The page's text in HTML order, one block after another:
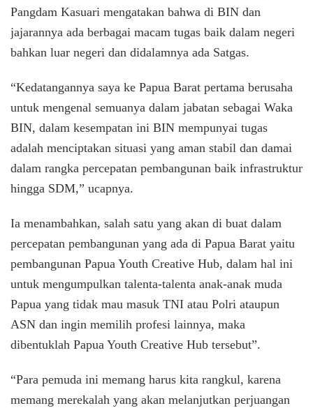
Pangdam Kasuari mengatakan bahwa di BIN dan
jajarannya ada berbagai macam tugas baik dalam negeri
bahkan luar negeri dan didalamnya ada Satgas.
“Kedatangannya saya ke Papua Barat pertama berusaha
untuk mengenal semuanya dalam jabatan sebagai Waka
BIN, dalam kesempatan ini BIN mempunyai tugas
adalah menciptakan situasi yang aman stabil dan damai
dalam rangka percepatan pembangunan baik infrastruktur
hingga SDM,” ucapnya.
Ia menambahkan, salah satu yang akan di buat dalam
percepatan pembangunan yang ada di Papua Barat yaitu
pembangunan Papua Youth Creative Hub, dalam hal ini
untuk mengumpulkan talenta-talenta anak-anak muda
Papua yang tidak mau masuk TNI atau Polri ataupun
ASN dan ingin memilih profesi lainnya, maka
dibentuklah Papua Youth Creative Hub tersebut”.
“Para pemuda ini memang harus kita rangkul, karena
memang merekalah yang akan melanjutkan perjuangan